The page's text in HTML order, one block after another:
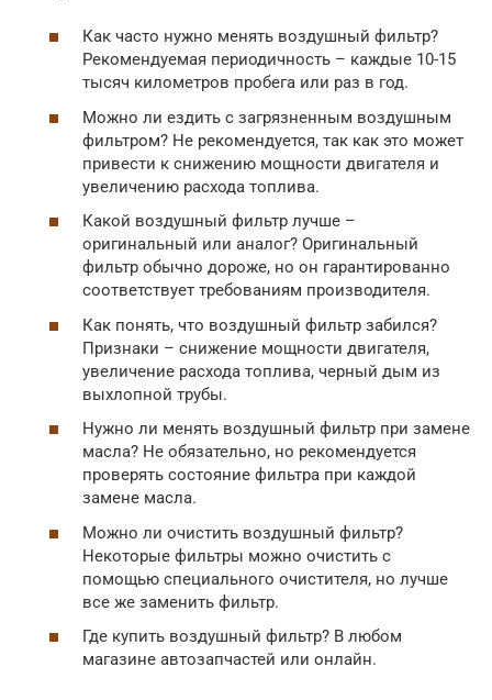
Как часто нужно менять воздушный фильтр?
Рекомендуемая периодичность – каждые 10-15
тысяч километров пробега или раз в год.
Можно ли ездить с загрязненным воздушным
фильтром? Не рекомендуется, так как это может
привести к снижению мощности двигателя и
увеличению расхода топлива.
Какой воздушный фильтр лучше –
оригинальный или аналог? Оригинальный
фильтр обычно дороже, но он гарантированно
соответствует требованиям производителя.
Как понять, что воздушный фильтр забился?
Признаки – снижение мощности двигателя,
увеличение расхода топлива, черный дым из
выхлопной трубы.
Нужно ли менять воздушный фильтр при замене
масла? Не обязательно, но рекомендуется
проверять состояние фильтра при каждой
замене масла.
Можно ли очистить воздушный фильтр?
Некоторые фильтры можно очистить с
помощью специального очистителя, но лучше
все же заменить фильтр.
Где купить воздушный фильтр? В любом
магазине автозапчастей или онлайн.